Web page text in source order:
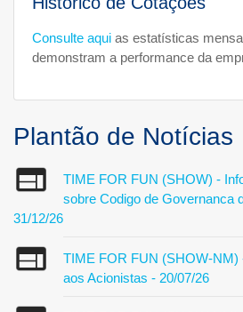
Consulte aqui as estatísticas
demonstram a performance da
Plantão de Notícias
TIME FOR FUN (SHOW) -
sobre Codigo de Governanca
31/12/26
TIME FOR FUN (SHOW-NM)
aos Acionistas - 20/07/26